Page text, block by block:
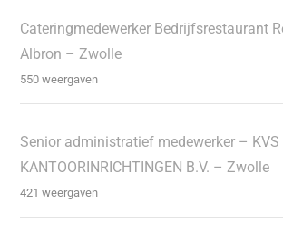
Cateringmedewerker Bedrijfsrestaurant
Albron – Zwolle
550 weergaven
Senior administratief medewerker – KVS
KANTOORINRICHTINGEN B.V. – Zwolle
421 weergaven